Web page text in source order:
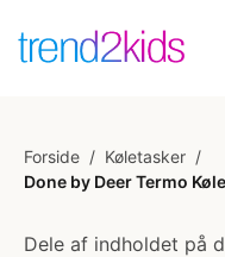
Forside / Køletasker /
Done by Deer Termo
Dele af indholdet på